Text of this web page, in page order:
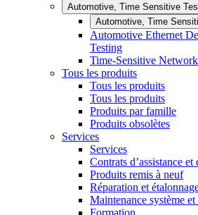
Automotive, Time Sensitive
Automotive, Time
Automotive Ethernet
Testing
Time-Sensitive
Tous les produits
Tous les produits
Tous les produits
Produits par famille
Produits obsolètes
Services
Services
Contrats d’assistance et
Produits remis à neuf
Réparation et
Maintenance système et